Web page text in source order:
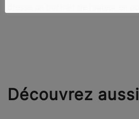
Découvrez aussi